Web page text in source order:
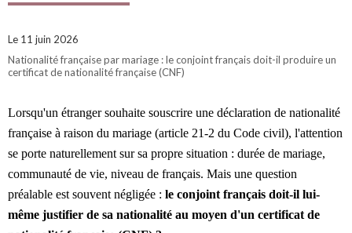
Le 11 juin 2026
Nationalité française par mariage : le conjoint français doit-il produire un
certificat de nationalité française (CNF)
Lorsqu'un étranger souhaite souscrire une déclaration de nationalité
française à raison du mariage (article 21-2 du Code civil), l'attention
se porte naturellement sur sa propre situation : durée de mariage,
communauté de vie, niveau de français. Mais une question
préalable est souvent négligée : le conjoint français doit-il lui-
même justifier de sa nationalité au moyen d'un certificat de